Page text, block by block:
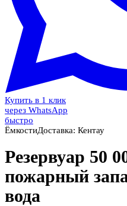
Купить в 1 клик
через WhatsApp
быстро
ЁмкостиДоставка: Кентау
Резервуар 50
пожарный
вода